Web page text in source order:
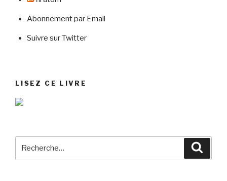
Abonnement par Email
Suivre sur Twitter
LISEZ CE LIVRE